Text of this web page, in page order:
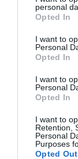
grant or deny
use your data
consent section.
personal
Opted In
I want to
Personal
Opted In
I want to
Personal
Opted In
I want to
Retention,
Personal
Purposes
Opted Out
«Έχουν
που ήθελαν»